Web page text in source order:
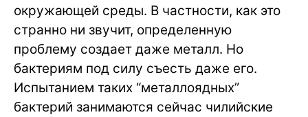
окружающей среды. В частности, как это
странно ни звучит, определенную
проблему создает даже металл. Но
бактериям под силу съесть даже его.
Испытанием таких “металлоядных”
бактерий занимаются сейчас чилийские